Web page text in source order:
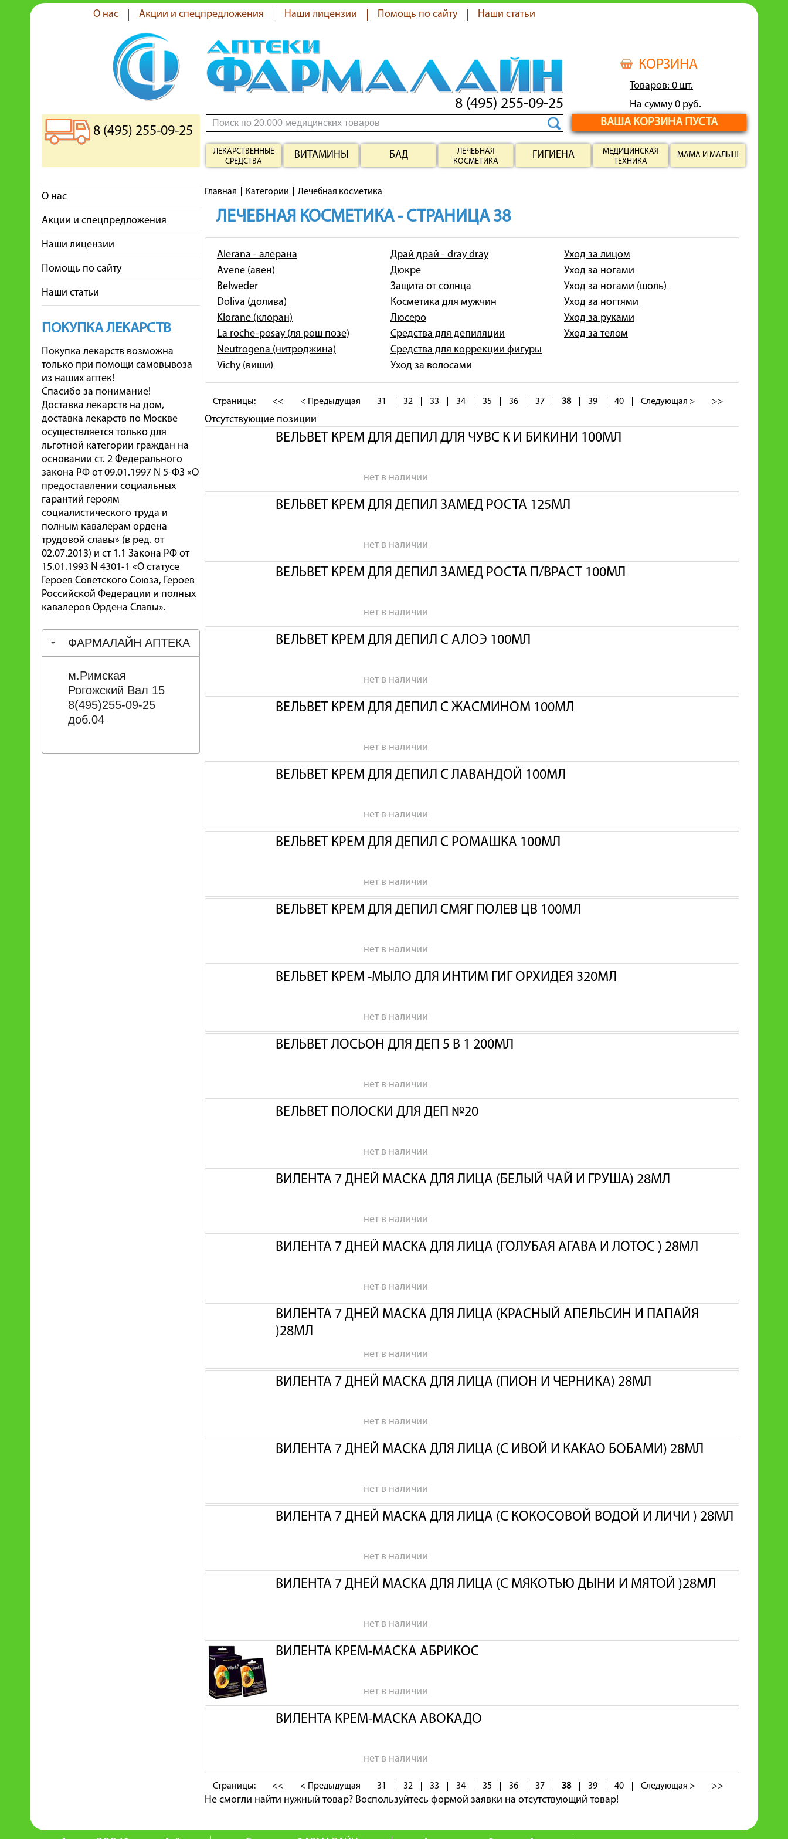
О нас Акции и спецпредложения Наши лицензии Помощь по сайту Наши статьи
КОРЗИНА
Товаров: 0 шт.
На сумму 0 руб.
ВАША КОРЗИНА ПУСТА
8 (495) 255-09-25
8 (495) 255-09-25
ЛЕКАРСТВЕННЫЕ
СРЕДСТВА
ВИТАМИНЫ БАД
ЛЕЧЕБНАЯ
КОСМЕТИКА
ГИГИЕНА
МЕДИЦИНСКАЯ
ТЕХНИКА
МАМА И МАЛЫШ
О нас
Акции и спецпредложения
Наши лицензии
Помощь по сайту
Наши статьи
ПОКУПКА ЛЕКАРСТВ
Покупка лекарств возможна
только при помощи самовывоза
из наших аптек!
Спасибо за понимание!
Доставка лекарств на дом,
доставка лекарств по Москве
осуществляется только для
льготной категории граждан на
основании ст. 2 Федерального
закона РФ от 09.01.1997 N 5-ФЗ «О
предоставлении социальных
гарантий героям
социалистического труда и
полным кавалерам ордена
трудовой славы» (в ред. от
02.07.2013) и ст 1.1 Закона РФ от
15.01.1993 N 4301-1 «О статусе
Героев Советского Союза, Героев
Российской Федерации и полных
кавалеров Ордена Славы».
ФАРМАЛАЙН АПТЕКА
м.Римская
Рогожский Вал 15
8(495)255-09-25
доб.04
Главная Категории Лечебная косметика
ЛЕЧЕБНАЯ КОСМЕТИКА - СТРАНИЦА 38
Alerana - алерана
Avene (авен)
Belweder
Doliva (долива)
Klorane (клоран)
La roche-posay (ля рош позе)
Neutrogena (нитроджина)
Vichy (виши)
Драй драй - dray dray
Дюкре
Защита от солнца
Косметика для мужчин
Люсеро
Средства для депиляции
Средства для коррекции фигуры
Уход за волосами
Уход за лицом
Уход за ногами
Уход за ногами (шоль)
Уход за ногтями
Уход за руками
Уход за телом
Страницы: << < Предыдущая 31 32 33 34 35 36 37 38 39 40 Следующая > >>
Отсутствующие позиции
ВЕЛЬВЕТ КРЕМ ДЛЯ ДЕПИЛ ДЛЯ ЧУВС К И БИКИНИ 100МЛ
нет в наличии
ВЕЛЬВЕТ КРЕМ ДЛЯ ДЕПИЛ ЗАМЕД РОСТА 125МЛ
нет в наличии
ВЕЛЬВЕТ КРЕМ ДЛЯ ДЕПИЛ ЗАМЕД РОСТА П/ВРАСТ 100МЛ
нет в наличии
ВЕЛЬВЕТ КРЕМ ДЛЯ ДЕПИЛ С АЛОЭ 100МЛ
нет в наличии
ВЕЛЬВЕТ КРЕМ ДЛЯ ДЕПИЛ С ЖАСМИНОМ 100МЛ
нет в наличии
ВЕЛЬВЕТ КРЕМ ДЛЯ ДЕПИЛ С ЛАВАНДОЙ 100МЛ
нет в наличии
ВЕЛЬВЕТ КРЕМ ДЛЯ ДЕПИЛ С РОМАШКА 100МЛ
нет в наличии
ВЕЛЬВЕТ КРЕМ ДЛЯ ДЕПИЛ СМЯГ ПОЛЕВ ЦВ 100МЛ
нет в наличии
ВЕЛЬВЕТ КРЕМ -МЫЛО ДЛЯ ИНТИМ ГИГ ОРХИДЕЯ 320МЛ
нет в наличии
ВЕЛЬВЕТ ЛОСЬОН ДЛЯ ДЕП 5 В 1 200МЛ
нет в наличии
ВЕЛЬВЕТ ПОЛОСКИ ДЛЯ ДЕП №20
нет в наличии
ВИЛЕНТА 7 ДНЕЙ МАСКА ДЛЯ ЛИЦА (БЕЛЫЙ ЧАЙ И ГРУША) 28МЛ
нет в наличии
ВИЛЕНТА 7 ДНЕЙ МАСКА ДЛЯ ЛИЦА (ГОЛУБАЯ АГАВА И ЛОТОС ) 28МЛ
нет в наличии
ВИЛЕНТА 7 ДНЕЙ МАСКА ДЛЯ ЛИЦА (КРАСНЫЙ АПЕЛЬСИН И ПАПАЙЯ
)28МЛ
нет в наличии
ВИЛЕНТА 7 ДНЕЙ МАСКА ДЛЯ ЛИЦА (ПИОН И ЧЕРНИКА) 28МЛ
нет в наличии
ВИЛЕНТА 7 ДНЕЙ МАСКА ДЛЯ ЛИЦА (С ИВОЙ И КАКАО БОБАМИ) 28МЛ
нет в наличии
ВИЛЕНТА 7 ДНЕЙ МАСКА ДЛЯ ЛИЦА (С КОКОСОВОЙ ВОДОЙ И ЛИЧИ ) 28МЛ
нет в наличии
ВИЛЕНТА 7 ДНЕЙ МАСКА ДЛЯ ЛИЦА (С МЯКОТЬЮ ДЫНИ И МЯТОЙ )28МЛ
нет в наличии
ВИЛЕНТА КРЕМ-МАСКА АБРИКОС
нет в наличии
ВИЛЕНТА КРЕМ-МАСКА АВОКАДО
нет в наличии
Страницы: << < Предыдущая 31 32 33 34 35 36 37 38 39 40 Следующая > >>
Не смогли найти нужный товар? Воспользуйтесь формой заявки на отсутствующий товар!